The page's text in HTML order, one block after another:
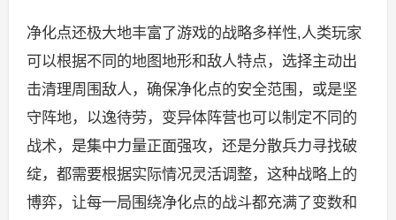
净化点还极大地丰富了游戏的战略多样性,人类玩家
可以根据不同的地图地形和敌人特点，选择主动出
击清理周围敌人，确保净化点的安全范围，或是坚
守阵地，以逸待劳，变异体阵营也可以制定不同的
战术，是集中力量正面强攻，还是分散兵力寻找破
绽，都需要根据实际情况灵活调整，这种战略上的
博弈，让每一局围绕净化点的战斗都充满了变数和